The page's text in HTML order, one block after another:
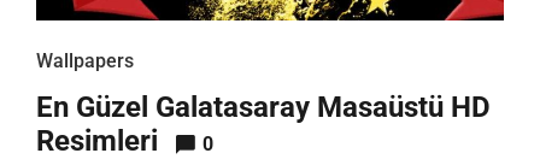
Wallpapers
En Güzel Galatasaray Masaüstü HD
Resimleri
0